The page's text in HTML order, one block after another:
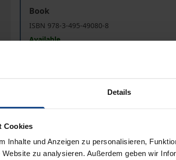
Details
Cookies
Inhalte und Anzeigen zu personalisieren,
zu analysieren. Außerdem geben wir
Book
ISBN 978-3-495-49080-8
Available